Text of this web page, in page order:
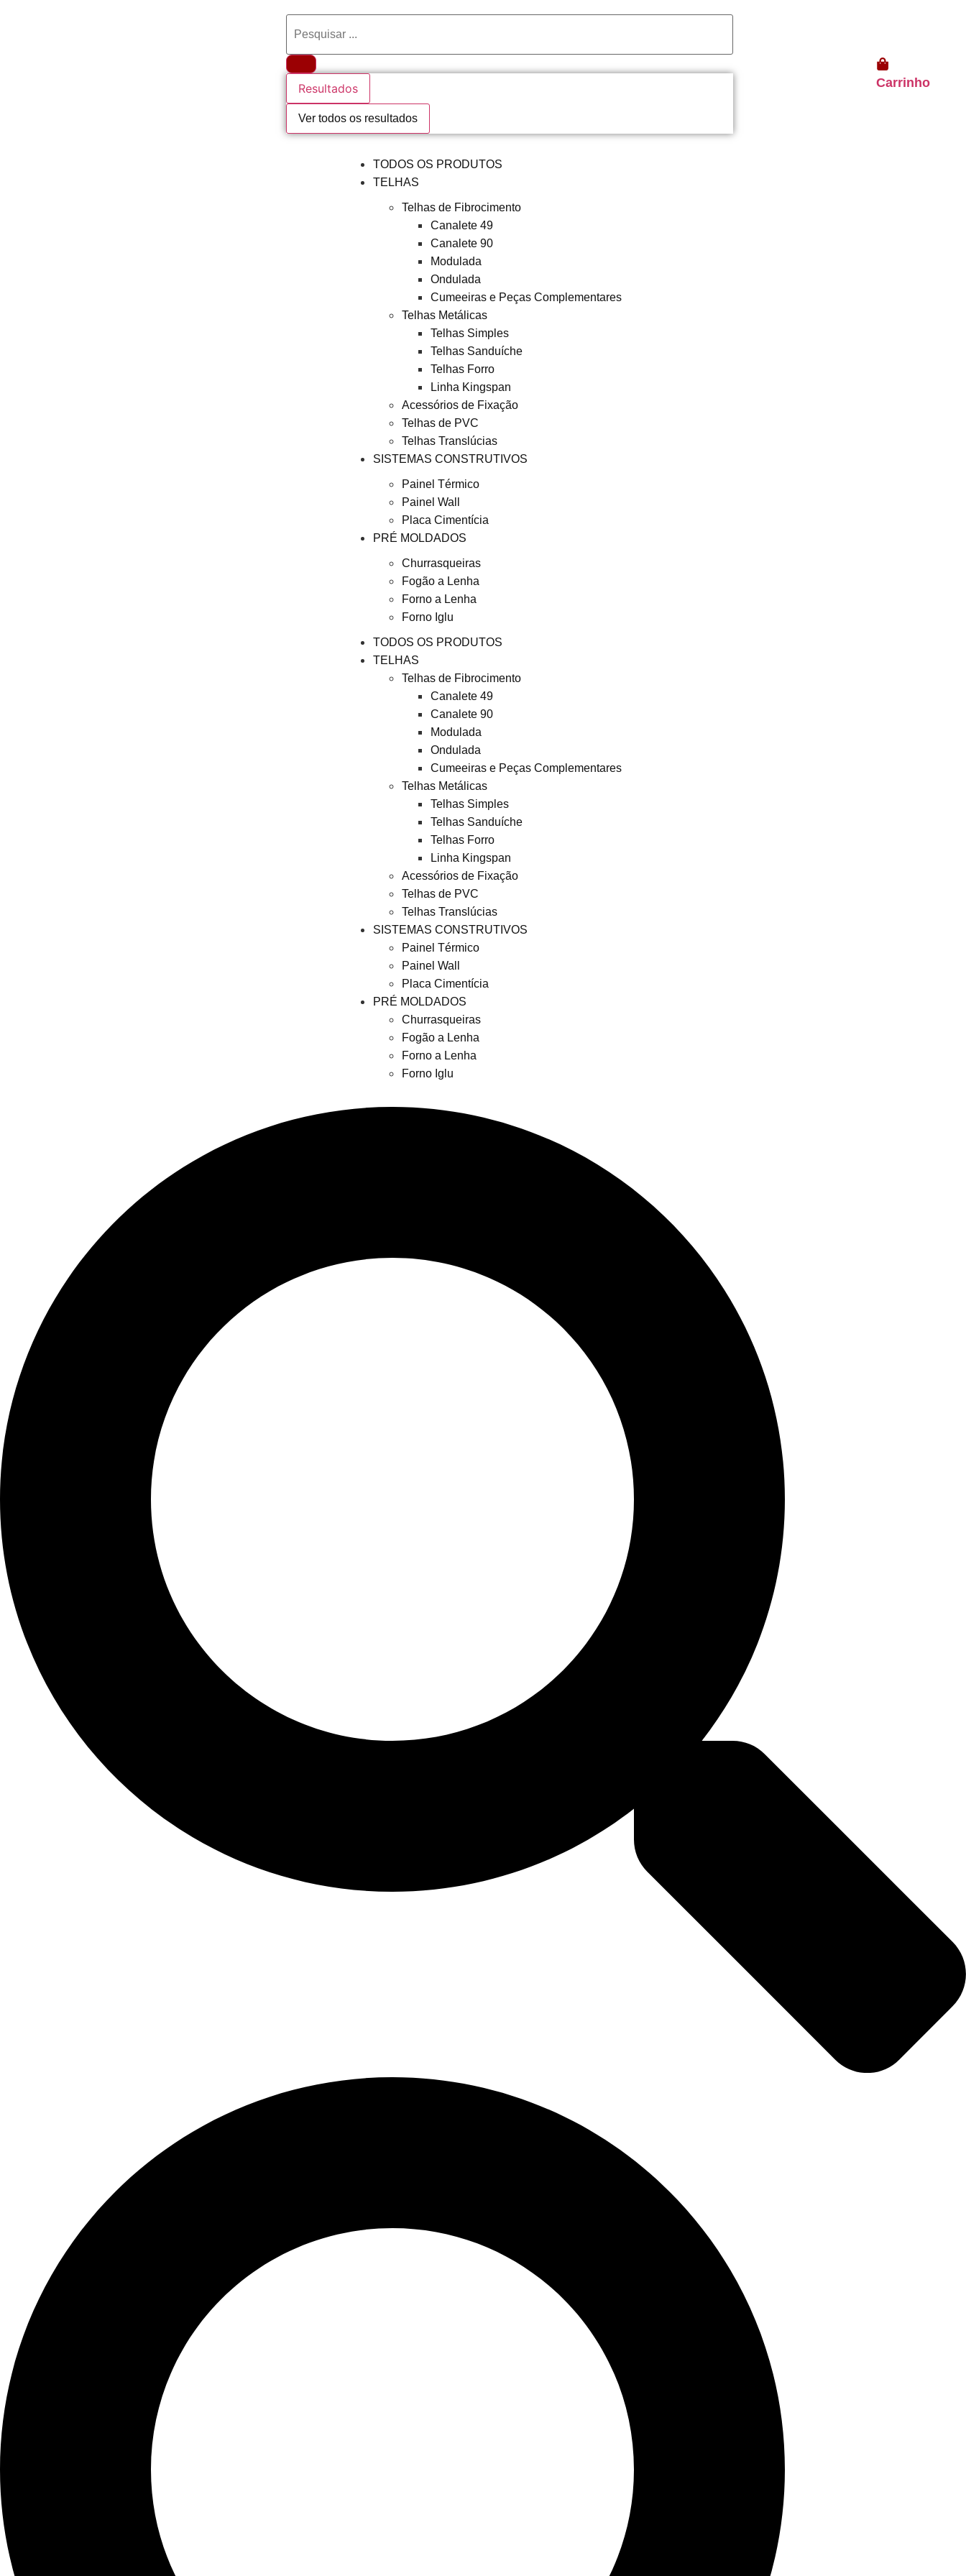
Resultados
Ver todos os resultados
Carrinho
TODOS OS PRODUTOS
TELHAS
Telhas de Fibrocimento
Canalete 49
Canalete 90
Modulada
Ondulada
Cumeeiras e Peças Complementares
Telhas Metálicas
Telhas Simples
Telhas Sanduíche
Telhas Forro
Linha Kingspan
Acessórios de Fixação
Telhas de PVC
Telhas Translúcias
SISTEMAS CONSTRUTIVOS
Painel Térmico
Painel Wall
Placa Cimentícia
PRÉ MOLDADOS
Churrasqueiras
Fogão a Lenha
Forno a Lenha
Forno Iglu
TODOS OS PRODUTOS
TELHAS
Telhas de Fibrocimento
Canalete 49
Canalete 90
Modulada
Ondulada
Cumeeiras e Peças Complementares
Telhas Metálicas
Telhas Simples
Telhas Sanduíche
Telhas Forro
Linha Kingspan
Acessórios de Fixação
Telhas de PVC
Telhas Translúcias
SISTEMAS CONSTRUTIVOS
Painel Térmico
Painel Wall
Placa Cimentícia
PRÉ MOLDADOS
Churrasqueiras
Fogão a Lenha
Forno a Lenha
Forno Iglu